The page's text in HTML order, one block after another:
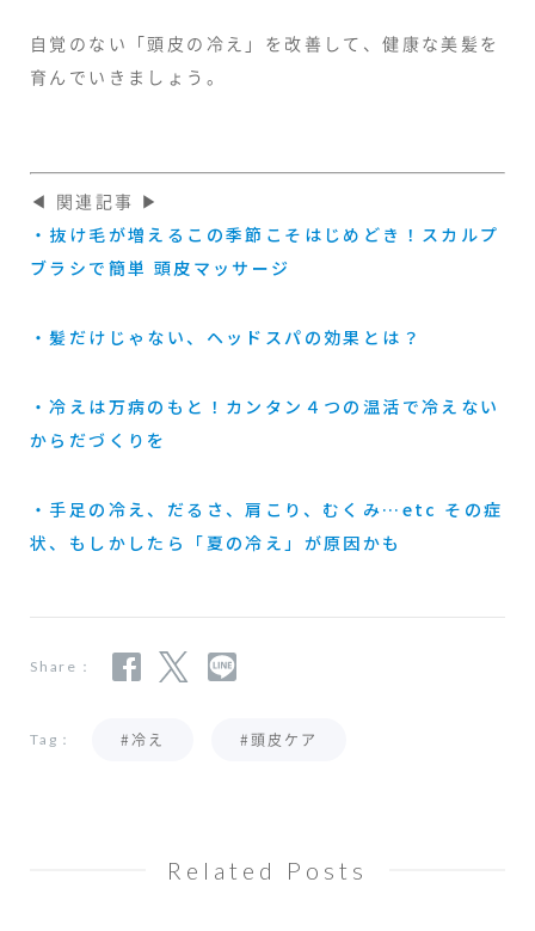
自覚のない「頭皮の冷え」を改善して、健康な美髪を
育んでいきましょう。
◀ 関連記事 ▶
・抜け毛が増えるこの季節こそはじめどき！スカルプ
ブラシで簡単 頭皮マッサージ
・髪だけじゃない、ヘッドスパの効果とは？
・冷えは万病のもと！カンタン４つの温活で冷えない
からだづくりを
・手足の冷え、だるさ、肩こり、むくみ…etc その症
状、もしかしたら「夏の冷え」が原因かも
Share：
Tag： #冷え #頭皮ケア
Related Posts